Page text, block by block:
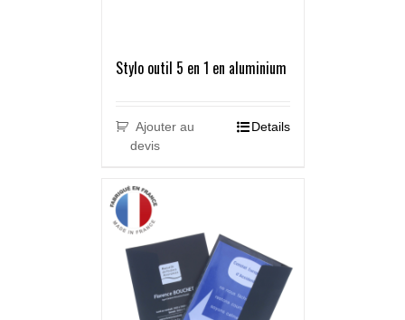
Stylo outil 5 en 1 en aluminium
Ajouter au
devis
Details